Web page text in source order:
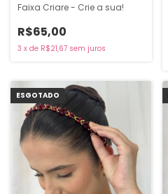
Faixa Criare - Crie a sua!
R$65,00
3 x de R$21,67 sem juros
ESGOTADO